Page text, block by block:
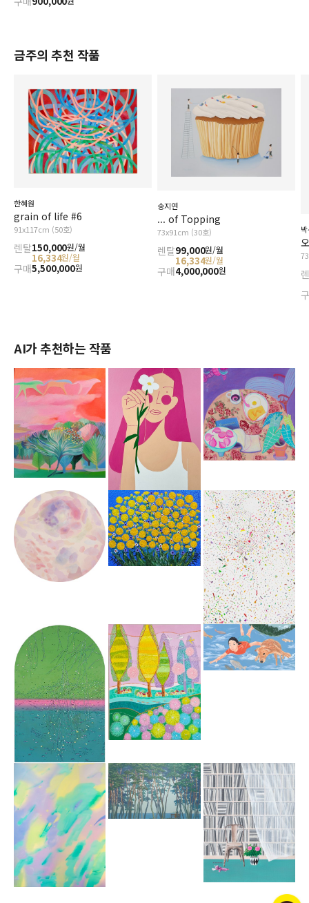
금주의 추천 작품
한혜원
grain of life #6
91x117cm (50호)
렌탈150,000원/월
16,334원/월
구매5,500,000원
송지연
... of Topping
73x91cm (30호)
렌탈99,000원/월
16,334원/월
구매4,000,000원
AI가 추천하는 작품